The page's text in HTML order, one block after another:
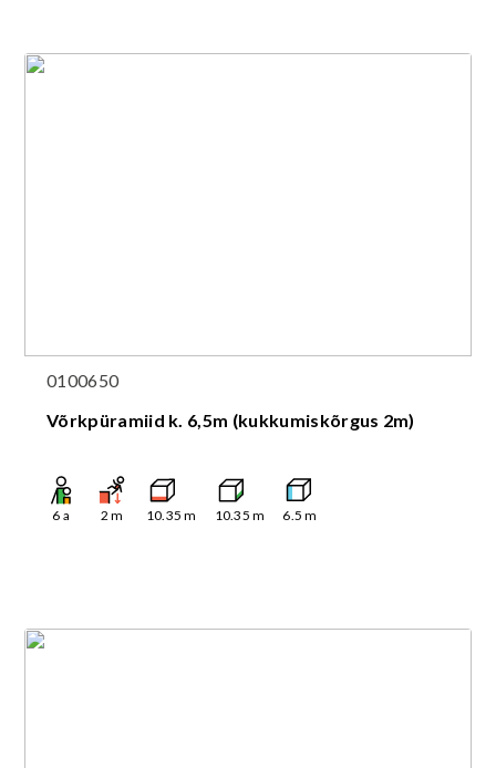
0100650
Võrkpüramiid k. 6,5m (kukkumiskõrgus 2m)
6 a 2 m 10.35 m 10.35 m 6.5 m